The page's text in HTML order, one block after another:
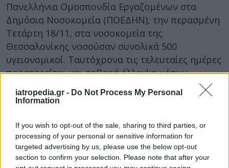
iatropedia.gr - Do Not Process My Personal
Information
If you wish to opt-out of the sale, sharing to third parties, or
processing of your personal or sensitive information for
targeted advertising by us, please use the below opt-out
section to confirm your selection. Please note that after your
Πανελλήνια Ομοσπονδία Εργαζομένων στα
Δημόσια Νοσοκομεία (ΠΟΕΔΗΝ), την περασμένη
Τετάρτη 18/11, στα νοσοκομεία της
Θεσσαλονίκης νοσούσαν συνολικά 500
υγειονομικοί. Ταυτόχρονα τις τελευταίες ημέρες
παρατηρείται και σοβαρή έλλειψη μέσων
ατομικής προστασίας και υλικών.
σακούλες σκουπιδιών αντί για
ποδονάρια – Τελειώνουν τα υλικά
προστασίας στη Θεσσαλονίκη